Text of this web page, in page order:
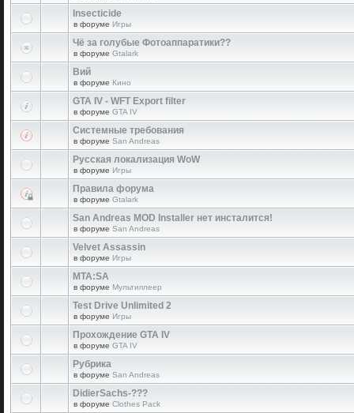
Insecticide
в форуме Игры
Чё за голубые Фотоаппаратики??
в форуме Gtalark
Вий
в форуме Кино
GTA IV - WFT Export filter
в форуме GTA IV
Системные требования
в форуме San Andreas
Русская локализация WoW
в форуме Игры
Правила форума
в форуме Gtalark
San Andreas MOD Installer нет инсталится!
в форуме San Andreas
Velvet Assassin
в форуме Игры
MTA:SA
в форуме Мультиплеер
Test Drive Unlimited 2
в форуме Игры
Прохождение GTA IV
в форуме GTA IV
Рубрика
в форуме San Andreas
DidierSachs-???
в форуме Clothes Pack